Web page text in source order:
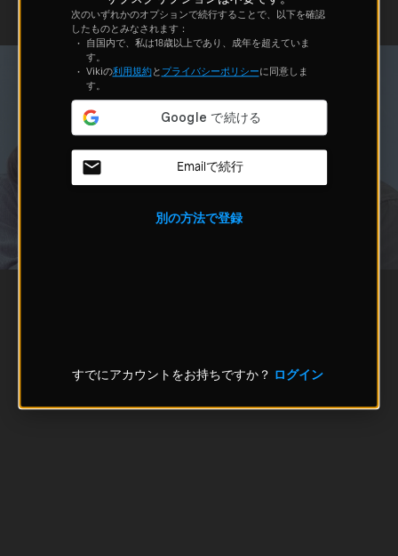
次のいずれかのオプションで続行することで、以下を確認
したものとみなされます：
自国内で、私は18歳以上であり、成年を超えていま
す。
Vikiの利用規約と プライバシーポリシーに同意しま
す。
Emailで続行
別の方法で登録
すでにアカウントをお持ちですか？ ログイン